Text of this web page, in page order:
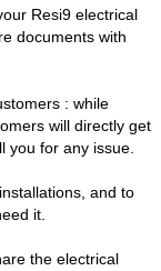
Resi9 electrical
documents with
: while
will directly get
you for any issue.
and to
it.
the electrical